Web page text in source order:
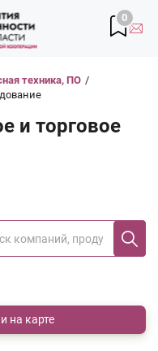
0
техника, ПО /
и торговое
на карте